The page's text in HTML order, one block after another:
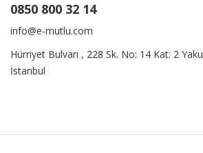
0850 800 32 14
info@e-mutlu.com
Hürriyet Bulvarı , 228 Sk. No: 14 Kat: 2
İstanbul